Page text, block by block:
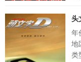
头
年
地
类